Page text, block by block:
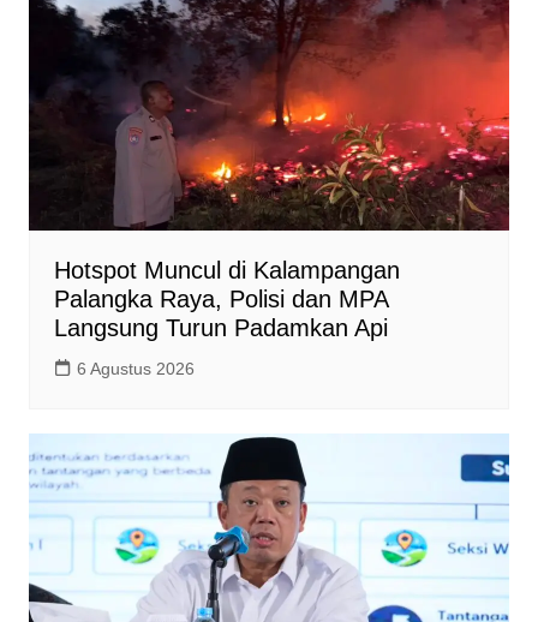
Hotspot Muncul di Kalampangan
Palangka Raya, Polisi dan MPA
Langsung Turun Padamkan Api
6 Agustus 2026